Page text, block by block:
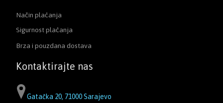
Način plaćanja
Sigurnost plaćanja
Brza i pouzdana dostava
Kontaktirajte nas
Gatačka 20, 71000 Sarajevo